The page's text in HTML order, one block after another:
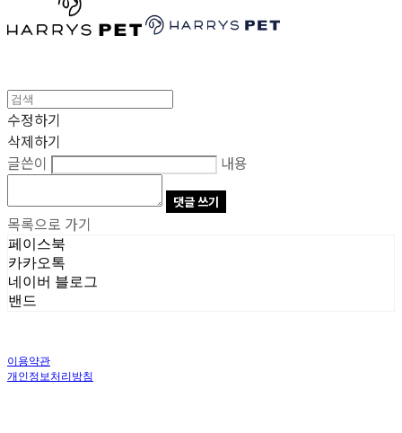
수정하기
삭제하기
글쓴이
내용
댓글 쓰기
목록으로 가기
페이스북
카카오톡
네이버 블로그
밴드
이용약관
개인정보처리방침